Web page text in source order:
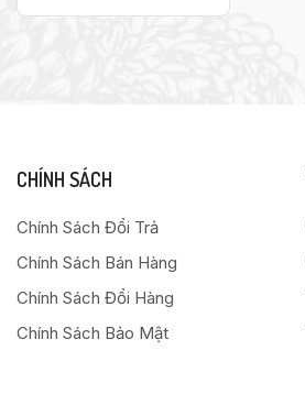
CHÍNH SÁCH
Chính Sách Đổi Trả
Chính Sách Bán Hàng
Chính Sách Đổi Hàng
Chính Sách Bảo Mật